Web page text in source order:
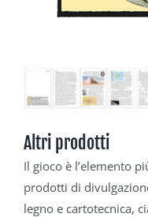
Altri prodotti
Il gioco è l’elemento
prodotti di
legno e cartotecnica,